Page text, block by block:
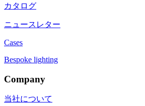
カタログ
ニュースレター
Cases
Bespoke lighting
Company
当社について